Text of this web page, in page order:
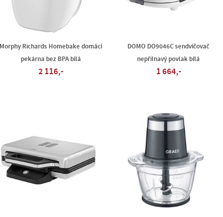
Morphy Richards Homebake domácí
pekárna bez BPA bílá
2 116,-
DOMO DO9046C sendvičovač
nepřilnavý povlak bílá
1 664,-